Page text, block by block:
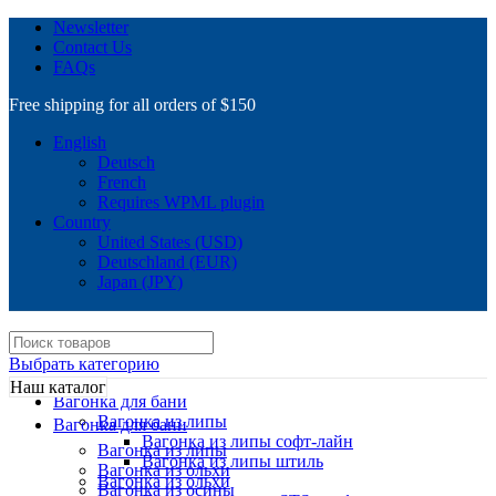
Newsletter
Contact Us
FAQs
Free shipping for all orders of $150
English
Deutsch
French
Requires WPML plugin
Country
United States (USD)
Deutschland (EUR)
Japan (JPY)
Выбрать категорию
Вагонка для бани
Вагонка из липы
Вагонка из липы софт-лайн
Вагонка из липы штиль
Вагонка из ольхи
Наш каталог
Вагонка для бани
Вагонка из липы
Вагонка из ольхи
Вагонка из осины